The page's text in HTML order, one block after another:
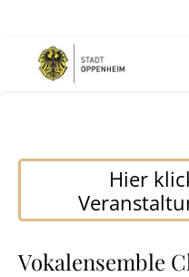
Hier
Vokalensemble